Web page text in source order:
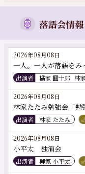
落語会情報
2026年08月08日
一人。一人が落語を
出演者 橘家 圓十郎 林
2026年08月08日
林家たたみ勉強会「勉
出演者 林家 たたみ
2026年08月08日
小平太 独演会
出演者 柳家 小平太